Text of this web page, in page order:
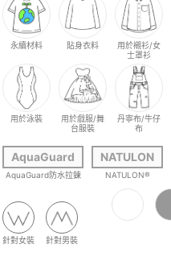
永續材料 貼身衣料
用於襯衫/女
士罩衫
用於泳裝
用於戲服/舞
台服裝
丹寧布/牛仔
布
AquaGuard
AquaGuard防水拉鍊
NATULON
NATULON®
針對女裝 針對男裝